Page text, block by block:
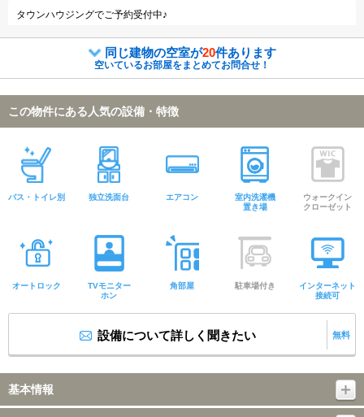
タウンハウジングでご予約受付中♪
同じ建物の空室が20件あります
空いているお部屋をまとめてお問合せ！
この物件にある人気の設備・特徴
バス・トイレ別 独立洗面台 エアコン
室内洗濯機
置き場
ウォークイン
クローゼット
オートロック
TVモニター
ホン
角部屋 駐車場付き
インターネット
接続可
設備について詳しく聞きたい 無料
基本情報